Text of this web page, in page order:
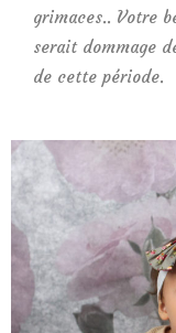
grimaces.. Votre
serait dommage
de cette période.